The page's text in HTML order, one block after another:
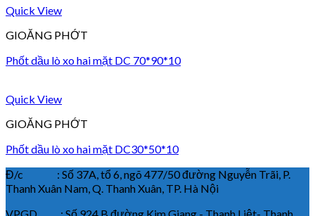
Quick View
GIOĂNG PHỚT
Phốt dầu lò xo hai mặt DC 70*90*10
Quick View
GIOĂNG PHỚT
Phốt dầu lò xo hai mặt DC30*50*10
Đ/c : Số 37A, tổ 6, ngõ 477/50 đường Nguyễn Trãi, P.
Thanh Xuân Nam, Q. Thanh Xuân, TP. Hà Nội